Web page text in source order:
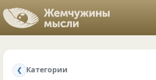
❮ Категории